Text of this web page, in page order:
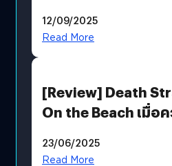
12/09/2025
Read More
[Review] Death
On the Beach เมื่อ
พันธะสุดท้ายของมนุษ
23/06/2025
Read More